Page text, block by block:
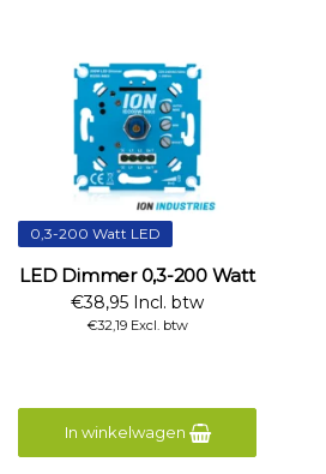
0,3-200 Watt LED
LED Dimmer 0,3-200 Watt
€38,95 Incl. btw
€32,19 Excl. btw
In winkelwagen